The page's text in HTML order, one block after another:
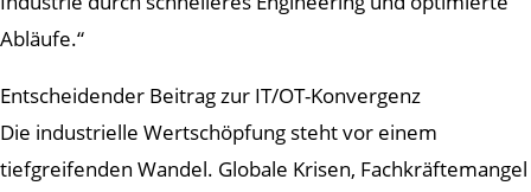
Abläufe.“
Entscheidender Beitrag zur IT/OT-Konvergenz
Die industrielle Wertschöpfung steht vor einem
tiefgreifenden Wandel. Globale Krisen, Fachkräftemangel